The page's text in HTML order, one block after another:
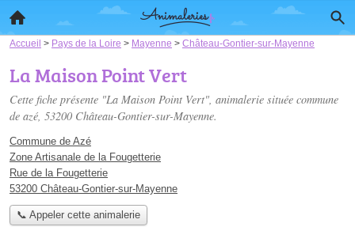
Accueil > Pays de la Loire > Mayenne > Château-Gontier-sur-Mayenne
La Maison Point Vert
Cette fiche présente "La Maison Point Vert", animalerie située commune
de azé, 53200 Château-Gontier-sur-Mayenne.
Commune de Azé
Zone Artisanale de la Fougetterie
Rue de la Fougetterie
53200 Château-Gontier-sur-Mayenne
📞 Appeler cette animalerie